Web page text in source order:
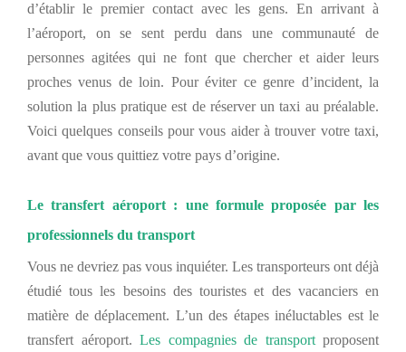
d’établir le premier contact avec les gens. En arrivant à
l’aéroport, on se sent perdu dans une communauté de
personnes agitées qui ne font que chercher et aider leurs
proches venus de loin. Pour éviter ce genre d’incident, la
solution la plus pratiqueest de réserver un taxi au préalable.
Voici quelques conseils pour vous aider à trouver votretaxi,
avant que vous quittiez votre pays d’origine.
Le transfert aéroport : une formule proposée par les
professionnels du transport
Vous ne devriez pas vous inquiéter. Les transporteurs ont déjà
étudié tous les besoinsdes touristes et des vacanciers en
matière de déplacement. L’un des étapesinéluctables est le
transfert aéroport. Les compagnies de transportproposent